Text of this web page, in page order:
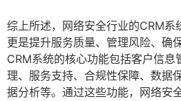
综上所述，网络安全行业的CRM系
更是提升服务质量、管理风险、确
CRM系统的核心功能包括客户信息
理、服务支持、合规性保障、数据
据分析等。通过这些功能，网络安